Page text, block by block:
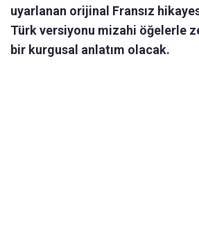
uyarlanan orijinal Fransız
Türk versiyonu mizahi öğelerle
bir kurgusal anlatım olacak.